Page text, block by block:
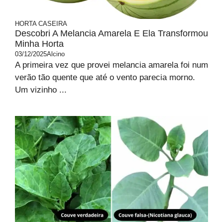
HORTA CASEIRA
Descobri A Melancia Amarela E Ela Transformou
Minha Horta
03/12/2025Alcino
A primeira vez que provei melancia amarela foi num
verão tão quente que até o vento parecia morno.
Um vizinho ...